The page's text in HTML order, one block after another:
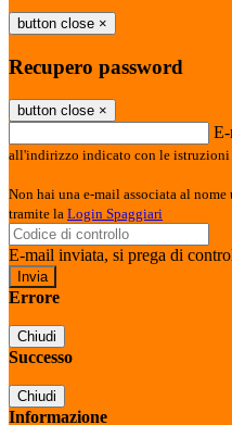
button close ×
Recupero password
button close ×
all'indirizzo indicato con le istruzioni
Non hai una e-mail associata al
tramite la Login Spaggiari
E-mail inviata, si prega di
Errore
Chiudi
Successo
Chiudi
Informazione